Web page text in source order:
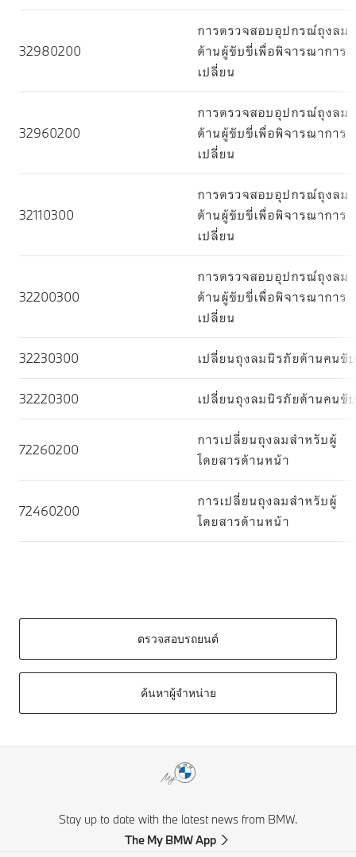
32980200
การตรวจสอบอุปกรณ์ถุงลม
ด้านผู้ขับขี่เพื่อพิจารณาการ
เปลี่ยน
32960200
การตรวจสอบอุปกรณ์ถุงลม
ด้านผู้ขับขี่เพื่อพิจารณาการ
เปลี่ยน
32110300
การตรวจสอบอุปกรณ์ถุงลม
ด้านผู้ขับขี่เพื่อพิจารณาการ
เปลี่ยน
32200300
การตรวจสอบอุปกรณ์ถุงลม
ด้านผู้ขับขี่เพื่อพิจารณาการ
เปลี่ยน
32230300 เปลี่ยนถุงลมนิรภัยด้านคนขับ
32220300 เปลี่ยนถุงลมนิรภัยด้านคนขับ
72260200
การเปลี่ยนถุงลมสำหรับผู้
โดยสารด้านหน้า
72460200
การเปลี่ยนถุงลมสำหรับผู้
โดยสารด้านหน้า
ตรวจสอบรถยนต์
ค้นหาผู้จำหน่าย
Stay up to date with the latest news from BMW.
The My BMW App